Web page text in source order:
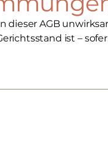
dieser AGB
ist –